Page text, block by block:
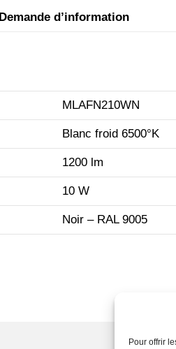
Pour offrir
Demande d’information
MLAFN210WN
Blanc froid 6500°K
1200 lm
10 W
Noir – RAL 9005